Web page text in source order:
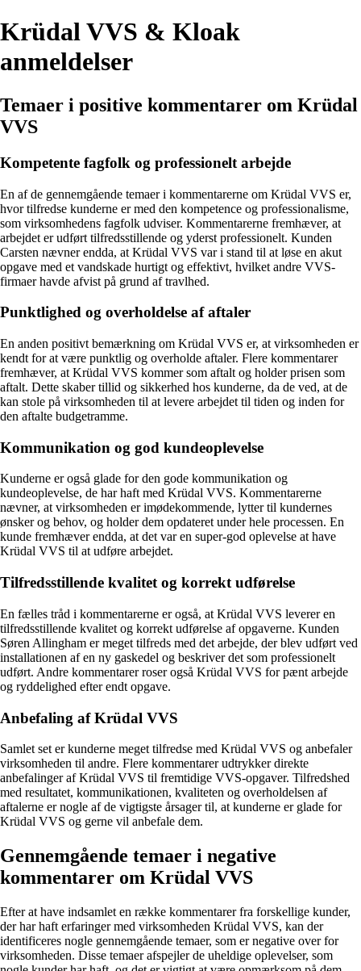
Krüdal VVS & Kloak
anmeldelser
Temaer i positive kommentarer om Krüdal
VVS
Kompetente fagfolk og professionelt arbejde
En af de gennemgående temaer i kommentarerne om Krüdal VVS er,
hvor tilfredse kunderne er med den kompetence og professionalisme,
som virksomhedens fagfolk udviser. Kommentarerne fremhæver, at
arbejdet er udført tilfredsstillende og yderst professionelt. Kunden
Carsten nævner endda, at Krüdal VVS var i stand til at løse en akut
opgave med et vandskade hurtigt og effektivt, hvilket andre VVS-
firmaer havde afvist på grund af travlhed.
Punktlighed og overholdelse af aftaler
En anden positivt bemærkning om Krüdal VVS er, at virksomheden er
kendt for at være punktlig og overholde aftaler. Flere kommentarer
fremhæver, at Krüdal VVS kommer som aftalt og holder prisen som
aftalt. Dette skaber tillid og sikkerhed hos kunderne, da de ved, at de
kan stole på virksomheden til at levere arbejdet til tiden og inden for
den aftalte budgetramme.
Kommunikation og god kundeoplevelse
Kunderne er også glade for den gode kommunikation og
kundeoplevelse, de har haft med Krüdal VVS. Kommentarerne
nævner, at virksomheden er imødekommende, lytter til kundernes
ønsker og behov, og holder dem opdateret under hele processen. En
kunde fremhæver endda, at det var en super-god oplevelse at have
Krüdal VVS til at udføre arbejdet.
Tilfredsstillende kvalitet og korrekt udførelse
En fælles tråd i kommentarerne er også, at Krüdal VVS leverer en
tilfredsstillende kvalitet og korrekt udførelse af opgaverne. Kunden
Søren Allingham er meget tilfreds med det arbejde, der blev udført ved
installationen af en ny gaskedel og beskriver det som professionelt
udført. Andre kommentarer roser også Krüdal VVS for pænt arbejde
og ryddelighed efter endt opgave.
Anbefaling af Krüdal VVS
Samlet set er kunderne meget tilfredse med Krüdal VVS og anbefaler
virksomheden til andre. Flere kommentarer udtrykker direkte
anbefalinger af Krüdal VVS til fremtidige VVS-opgaver. Tilfredshed
med resultatet, kommunikationen, kvaliteten og overholdelsen af
aftalerne er nogle af de vigtigste årsager til, at kunderne er glade for
Krüdal VVS og gerne vil anbefale dem.
Gennemgående temaer i negative
kommentarer om Krüdal VVS
Efter at have indsamlet en række kommentarer fra forskellige kunder,
der har haft erfaringer med virksomheden Krüdal VVS, kan der
identificeres nogle gennemgående temaer, som er negative over for
virksomheden. Disse temaer afspejler de uheldige oplevelser, som